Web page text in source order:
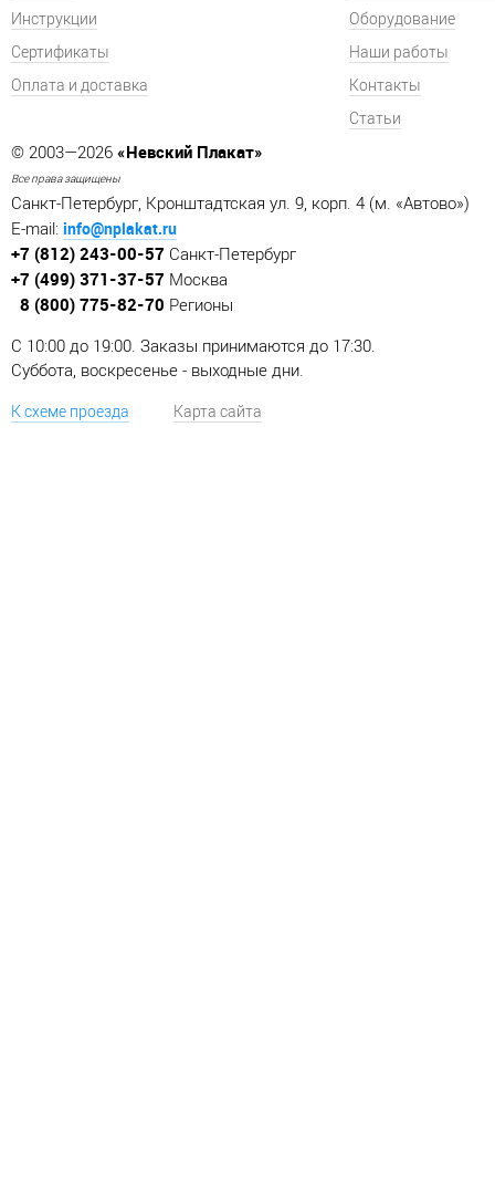
Инструкции
Сертификаты
Оплата и доставка
Оборудование
Наши работы
Контакты
Статьи
© 2003—2026 «Невский Плакат»
Все права защищены
Санкт-Петербург, Кронштадтская ул. 9, корп. 4 (м. «Автово»)
E-mail: info@nplakat.ru
+7 (812) 243-00-57 Санкт-Петербург
+7 (499) 371-37-57 Москва
8 (800) 775-82-70 Регионы
C 10:00 до 19:00. Заказы принимаются до 17:30.
Суббота, воскресенье - выходные дни.
К схеме проезда Карта сайта